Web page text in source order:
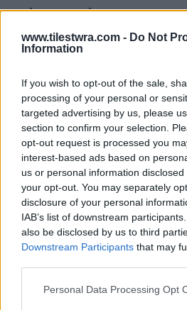
www.tilestwra.com - Do Not
Information
If you wish to opt-out of the sale,
processing of your personal or
targeted advertising by us, please
section to confirm your selection.
opt-out request is processed you
interest-based ads based on
us or personal information
your opt-out. You may separately
disclosure of your personal
IAB’s list of downstream
also be disclosed by us to third
Downstream Participants that may
Personal Data Processing Opt
πάντα εσένα
Είναι εύκολο να πάρεις
τους ένοιαζα, θα το